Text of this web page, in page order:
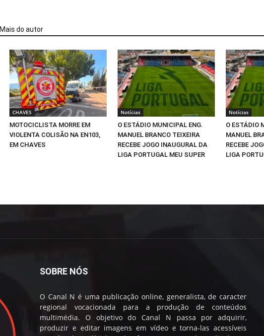
Mais do autor
CHAVES
MOTOCICLISTA MORRE EM
VIOLENTA COLISÃO NA EN103,
EM CHAVES
Notícias
O ESTÁDIO MUNICIPAL ENG.
MANUEL BRANCO TEIXEIRA
RECEBE JOGO INAUGURAL DA
LIGA PORTUGAL MEU SUPER
Notícias
O ESTÁDIO
MANUEL
RECEBE
LIGA
SOBRE NÓS
O Canal N é uma publicação online, generalista, de caracter
regional vocacionada para a produção de conteúdos
multimédia. O objetivo do Canal N passa por adquirir,
produzir e editar imagens em vídeo e torna-las acessíveis